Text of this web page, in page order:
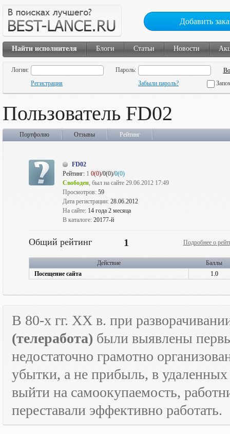
Добавить
Найти исполнителя Блоги Статьи Новости
Логин:
Пароль:
Регистрация
Забыли пароль?
Пользователь FD02
Портфолио Отзывы Рейтинг
FD02
Рейтинг: 1 0(0)/0(0)/0(0)
Свободен, был на сайте 29.06.2012 17:49
Просмотров: 59
Дата регистрации: 28.06.2012
На сайте: 14 года 2 месяца
В каталоге: 20177-й
Общий рейтинг 1 Подробнее о
Действие
Баллы
Посещение сайта
1.0
В 80-х гг. XX в. при
(телеработа) были выявлены
недостаточно грамотно
убытки, а не прибыль, в удаленных
выйти на самоокупаемость,
переставали эффективно работать.